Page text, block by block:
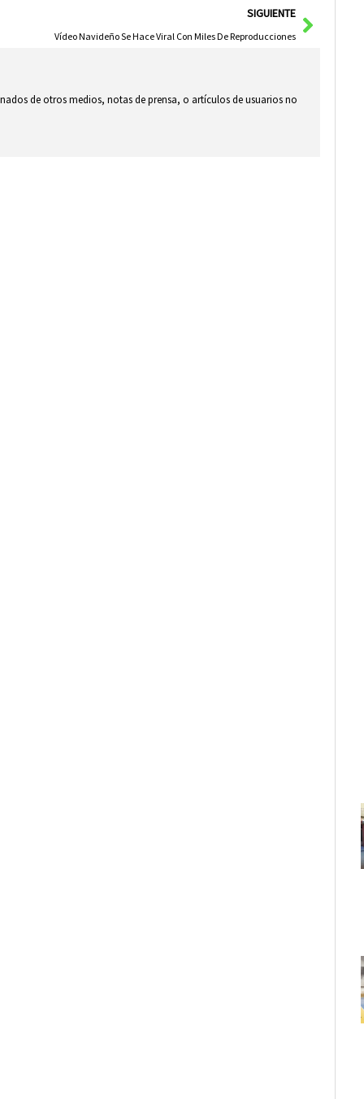
SIGUIENTE
Vídeo Navideño Se Hace Viral Con Miles De Reproducciones
de otros medios, notas de prensa, o artículos de usuarios no